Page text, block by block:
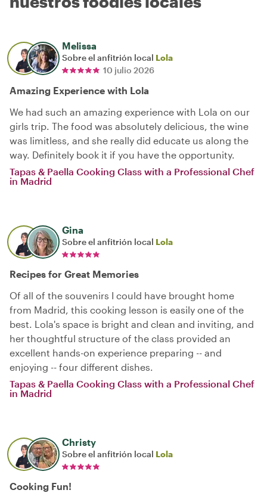
Melissa
Sobre el anfitrión local Lola
10 julio 2026
Amazing Experience with Lola
We had such an amazing experience with Lola on our
girls trip. The food was absolutely delicious, the wine
was limitless, and she really did educate us along the
way. Definitely book it if you have the opportunity.
Tapas & Paella Cooking Class with a Professional Chef
in Madrid
Gina
Sobre el anfitrión local Lola
Recipes for Great Memories
Of all of the souvenirs I could have brought home
from Madrid, this cooking lesson is easily one of the
best. Lola's space is bright and clean and inviting, and
her thoughtful structure of the class provided an
excellent hands-on experience preparing -- and
enjoying -- four different dishes.
Tapas & Paella Cooking Class with a Professional Chef
in Madrid
Christy
Sobre el anfitrión local Lola
Cooking Fun!